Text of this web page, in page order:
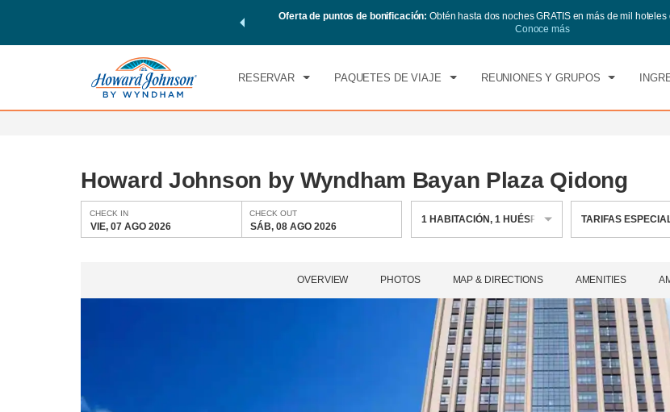
de Wyndham, además, gana puntos Wyndham Rewards en
Oferta de puntos de bonificación:Obtén hasta dos noches GRATIS en más de mil
Conoce más
RESERVAR PAQUETES DE VIAJE REUNIONES Y GRUPOS
CHECK IN CHECK OUT
SÁB, 08 AGO 2026
Howard Johnson by Wyndham Bayan Plaza Qidong
CHECK IN
VIE, 07 AGO 2026
CHECK OUT
SÁB, 08 AGO 2026
1 HABITACIÓN,1 HUÉSPED TARIFAS
OVERVIEW PHOTOS MAP & DIRECTIONS AMENITIES